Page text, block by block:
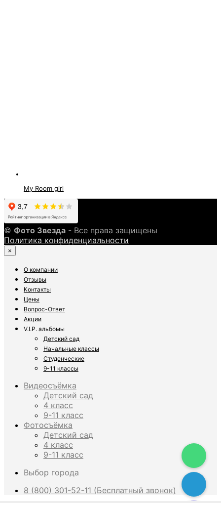
My Room girl
© Фото Звезда - Все права защищены
Политика конфиденциальности
×
О компании
Отзывы
Контакты
Цены
Вопрос-Ответ
Акции
V.I.P. альбомы
Детский сад
Начальные классы
Студенческие
9-11 классы
Видеосъёмка
Детский сад
4 класс
9-11 класс
Фотосъёмка
Детский сад
4 класс
9-11 класс
Выбор города
8 (800) 301-52-11 (Бесплатный звонок)